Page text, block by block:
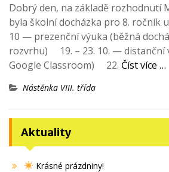
Dobrý den, na základě rozhodnutí
byla školní docházka pro 8. ročník
10 — prezenční výuka (běžná
rozvrhu) 19. – 23. 10. — distanční
Google Classroom) 22. Číst více …
Nástěnka VIII. třída
Aktuality
Krásné prázdniny!